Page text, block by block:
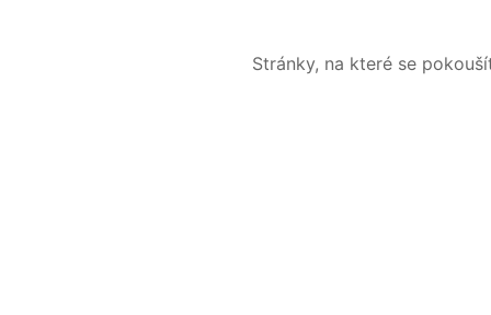
Stránky, na které se